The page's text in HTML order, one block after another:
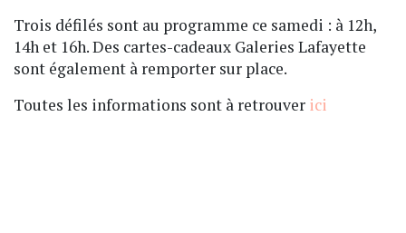
Trois défilés sont au programme ce samedi : à 12h,
14h et 16h. Des cartes-cadeaux Galeries Lafayette
sont également à remporter sur place.
Toutes les informations sont à retrouver ici